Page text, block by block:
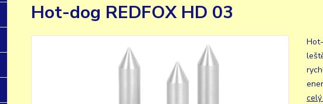
Hot-dog REDFOX HD 03